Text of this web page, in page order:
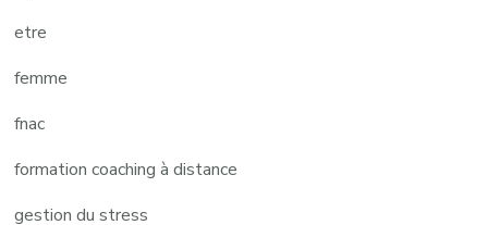
etre
femme
fnac
formation coaching à distance
gestion du stress